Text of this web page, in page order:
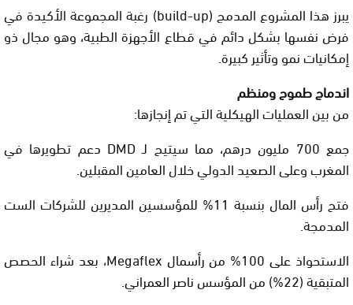
يبرز هذا المشروع المدمج (build-up) رغبة المجموعة الأكيدة في
فرض نفسها بشكل دائم في قطاع الأجهزة الطبية، وهو مجال ذو
إمكانيات نمو وتأثير كبيرة.
اندماج طموح ومنظم
من بين العمليات الهيكلية التي تم إنجازها:
جمع 700 مليون درهم، مما سيتيح لـ DMD دعم تطويرها في
المغرب وعلى الصعيد الدولي خلال العامين المقبلين.
فتح رأس المال بنسبة 11% للمؤسسين المديرين للشركات الست
المدمجة.
الاستحواذ على 100% من رأسمال Megaflex، بعد شراء الحصص
المتبقية (22%) من المؤسس ناصر العمراني.